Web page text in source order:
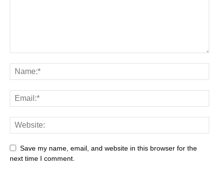
Save my name, email, and website in this browser for the
next time I comment.